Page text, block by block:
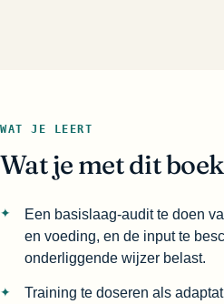
WAT JE LEERT
Wat je met dit
Een basislaag-audit te doen
en voeding, en de input te
onderliggende wijzer belast.
Training te doseren als